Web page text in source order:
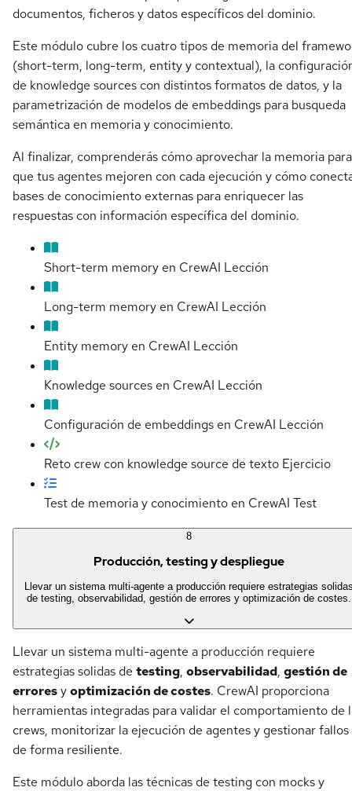
documentos, ficheros y datos específicos del dominio.
Este módulo cubre los cuatro tipos de memoria del
(short-term, long-term, entity y contextual), la
de knowledge sources con distintos formatos de datos, y la
parametrización de modelos de embeddings para busqueda
semántica en memoria y conocimiento.
Al finalizar, comprenderás cómo aprovechar la memoria para
que tus agentes mejoren con cada ejecución y cómo
bases de conocimiento externas para enriquecer las
respuestas con información específica del dominio.
Short-term memory en CrewAI Lección
Long-term memory en CrewAI Lección
Entity memory en CrewAI Lección
Knowledge sources en CrewAI Lección
Configuración de embeddings en CrewAI Lección
Reto crew con knowledge source de texto Ejercicio
Test de memoria y conocimiento en CrewAI Test
8
Producción, testing y despliegue
Llevar un sistema multi-agente a producción requiere estrategias
de testing, observabilidad, gestión de errores y optimización de costes.
Llevar un sistema multi-agente a producción requiere
estrategias solidas de testing, observabilidad, gestión de
erroresyoptimización de costes. CrewAI proporciona
herramientas integradas para validar el comportamiento de
crews, monitorizar la ejecución de agentes y gestionar fallos
de forma resiliente.
Este módulo aborda las técnicas de testing con mocks y